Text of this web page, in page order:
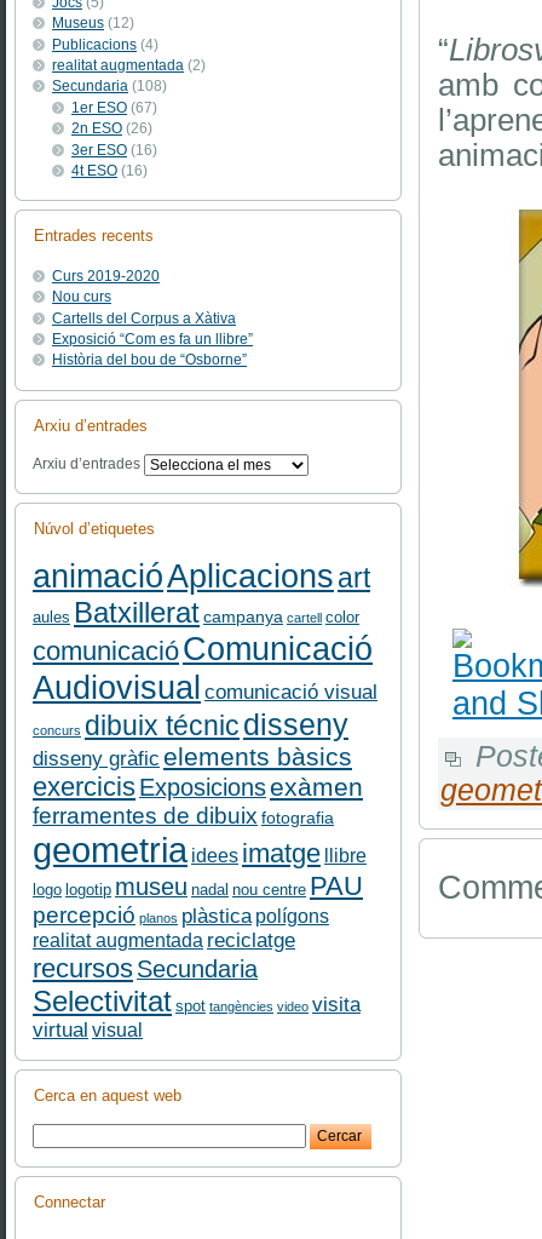
Museus (12)
Publicacions (4)
realitat augmentada (2)
Secundaria (108)
1er ESO (67)
2n ESO (26)
3er ESO (16)
4t ESO (16)
Entrades recents
Curs 2019-2020
Nou curs
Cartells del Corpus a Xàtiva
Exposició “Com es fa un llibre”
Història del bou de “Osborne”
Arxiu d’entrades
Arxiu d’entrades
Núvol d’etiquetes
animacióAplicacionsart
aules Batxilleratcampanya cartell color
comunicacióComunicació
Audiovisual comunicació visual
concurs dibuix técnicdisseny
disseny gràfic elements bàsics
exercicisExposicionsexàmen
ferramentes de dibuix fotografia
geometria idees imatge llibre
logo logotip museu nadal nou centre PAU
percepció planos plàstica polígons
realitat augmentada reciclatge
recursosSecundaria
Selectivitat spot tangències video visita
virtual visual
Cerca en aquest web
Connectar
“
amb